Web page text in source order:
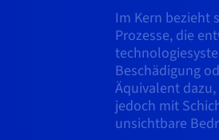
Im Kern bezieht
Prozesse, die
Beschädigung
Äquivalent
jedoch mit
unsichtbare